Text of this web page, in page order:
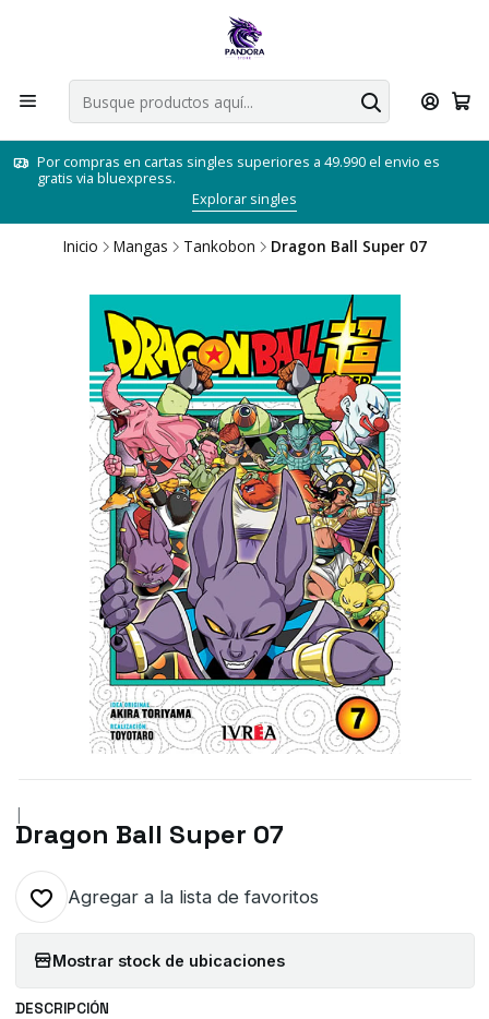
Por compras en cartas singles superiores a 49.990 el envio es
gratis via bluexpress.
Explorar singles
Inicio Mangas Tankobon Dragon Ball Super 07
|
Dragon Ball Super 07
Agregar a la lista de favoritos
Mostrar stock de ubicaciones
DESCRIPCIÓN